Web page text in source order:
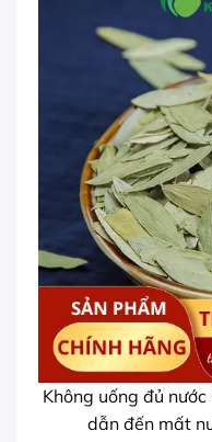
Không uống đủ
dẫn đến mất